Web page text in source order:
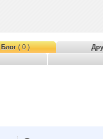
Блог( 0 )